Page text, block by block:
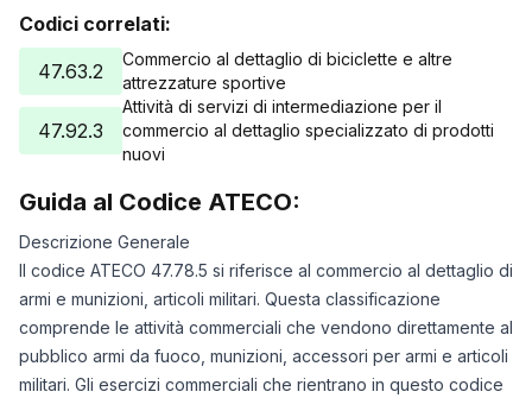
Codici correlati:
47.63.2
Commercio al dettaglio di biciclette e altre
attrezzature sportive
47.92.3
Attività di servizi di intermediazione per il
commercio al dettaglio specializzato di prodotti
nuovi
Guida al Codice ATECO:
Descrizione Generale
Il codice ATECO 47.78.5 si riferisce al commercio al dettaglio di
armi e munizioni, articoli militari. Questa classificazione
comprende le attività commerciali che vendono direttamente al
pubblico armi da fuoco, munizioni, accessori per armi e articoli
militari. Gli esercizi commerciali che rientrano in questo codice